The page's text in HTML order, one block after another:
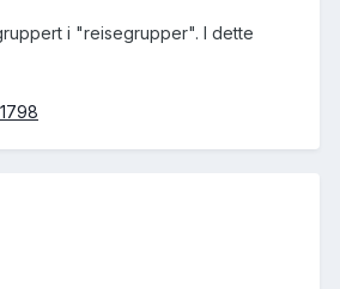
i "reisegrupper". I dette